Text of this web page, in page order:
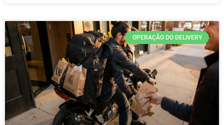
OPERAÇÃO DO DELIVERY